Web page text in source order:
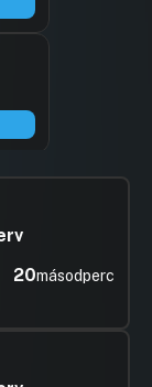
20másodperc